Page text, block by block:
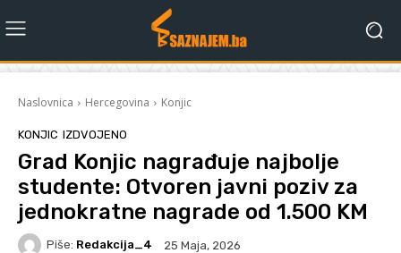
Naslovnica Hercegovina Konjic
KONJIC IZDVOJENO
Grad Konjic nagrađuje najbolje
studente: Otvoren javni poziv za
jednokratne nagrade od 1.500 KM
Piše: Redakcija_4 25 Maja, 2026